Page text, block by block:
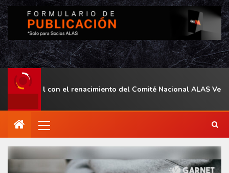
con el renacimiento del Comité Nacional ALAS Venezuela